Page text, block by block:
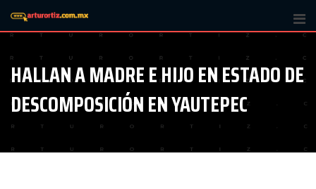
HALLAN A MADRE E HIJO EN ESTADO DE
DESCOMPOSICIÓN EN YAUTEPEC